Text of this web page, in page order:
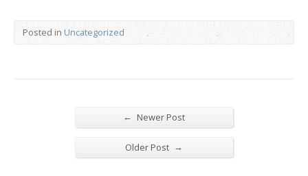
Posted in Uncategorized
← Newer Post
Older Post →